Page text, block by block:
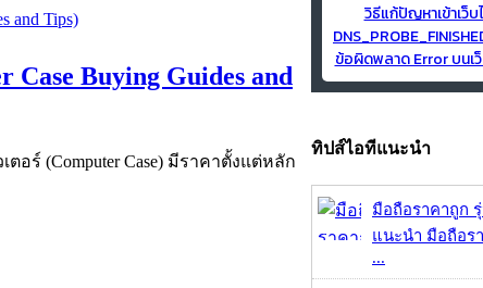
Buying Guides and
ร์ (Computer Case) มีราคาตั้งแต่หลัก
วิธีแก้ปัญหาเข้าเว็บ
ข้อผิดพลาด Error บนเว็
ทิปส์ไอทีแนะนำ
มือถือราคาถูก
แนะนำ มือถือร
...